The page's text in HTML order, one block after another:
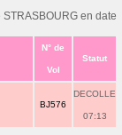
en date
N° de
Vol
Statut
BJ576
DECOLLE
07:13